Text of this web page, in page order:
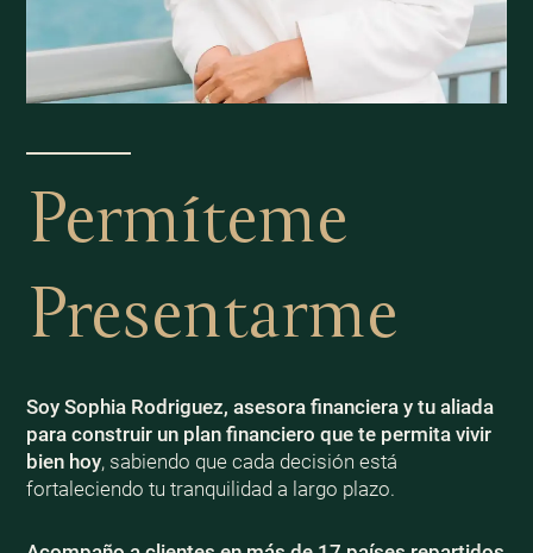
Permíteme
Presentarme
Soy Sophia Rodriguez, asesora financiera y tu aliada
para construir un plan financiero que te permita vivir
bien hoy, sabiendo que cada decisión está
fortaleciendo tu tranquilidad a largo plazo.